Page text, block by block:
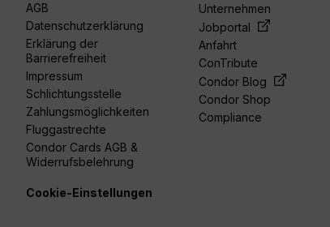
AGB
Datenschutzerklärung
Erklärung der
Barrierefreiheit
Impressum
Schlichtungsstelle
Zahlungsmöglichkeiten
Fluggastrechte
Condor Cards AGB &
Widerrufsbelehrung
Unternehmen
Jobportal
Anfahrt
ConTribute
Condor Blog
Condor Shop
Compliance
Cookie-Einstellungen